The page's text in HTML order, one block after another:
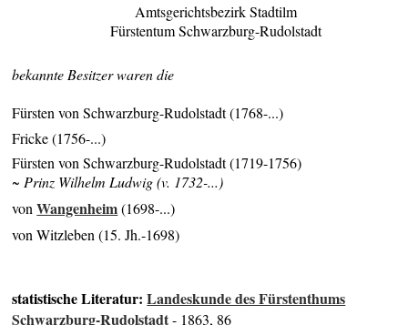
Amtsgerichtsbezirk Stadtilm
Fürstentum Schwarzburg-Rudolstadt
bekannte Besitzer waren die
Fürsten von Schwarzburg-Rudolstadt (1768-...)
Fricke (1756-...)
Fürsten von Schwarzburg-Rudolstadt (1719-1756)
~ Prinz Wilhelm Ludwig (v. 1732-...)
vonWangenheim(1698-...)
von Witzleben (15. Jh.-1698)
statistische Literatur:Landeskunde des Fürstenthums
Schwarzburg-Rudolstadt- 1863, 86